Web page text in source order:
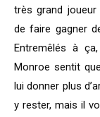
très grand joueur
de faire gagner
Entremêlés à
Monroe sentit
lui donner plus
y rester, mais il